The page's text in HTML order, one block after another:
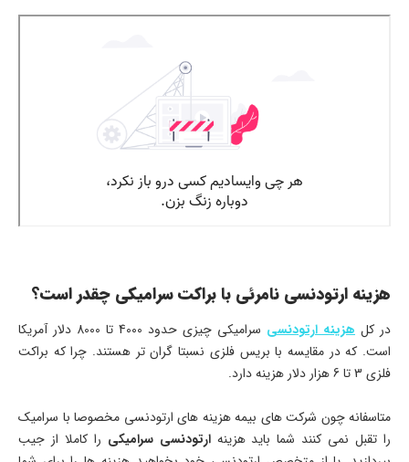
هزینه ارتودنسی نامرئی با براکت سرامیکی چقدر است؟
در کل هزینه ارتودنسی سرامیکی چیزی حدود 4000 تا 8000 دلار آمریکا
است. که در مقایسه با بریس فلزی نسبتا گران تر هستند. چرا که براکت
فلزی 3 تا 6 هزار دلار هزینه دارد.
متاسفانه چون شرکت های بیمه هزینه های ارتودنسی مخصوصا با سرامیک
را تقبل نمی کنند شما باید هزینهارتودنسی سرامیکی را کاملا از جیب